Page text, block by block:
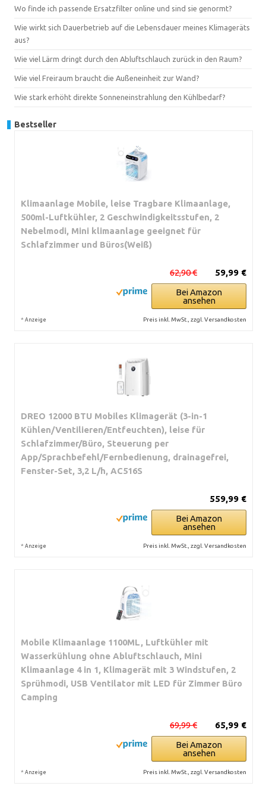
Wo finde ich passende Ersatzfilter online und sind sie genormt?
Wie wirkt sich Dauerbetrieb auf die Lebensdauer meines Klimageräts
aus?
Wie viel Lärm dringt durch den Abluftschlauch zurück in den Raum?
Wie viel Freiraum braucht die Außeneinheit zur Wand?
Wie stark erhöht direkte Sonneneinstrahlung den Kühlbedarf?
Bestseller
Klimaanlage Mobile, leise Tragbare Klimaanlage,
500ml-Luftkühler, 2 Geschwindigkeitsstufen, 2
Nebelmodi, Mini klimaanlage geeignet für
Schlafzimmer und Büros(Weiß)
59,99 €
62,90 €
Bei Amazon
ansehen
* Anzeige Preis inkl. MwSt., zzgl. Versandkosten
DREO 12000 BTU Mobiles Klimagerät (3-in-1
Kühlen/Ventilieren/Entfeuchten), leise für
Schlafzimmer/Büro, Steuerung per
App/Sprachbefehl/Fernbedienung, drainagefrei,
Fenster-Set, 3,2 L/h, AC516S
559,99 €
Bei Amazon
ansehen
* Anzeige Preis inkl. MwSt., zzgl. Versandkosten
Mobile Klimaanlage 1100ML, Luftkühler mit
Wasserkühlung ohne Abluftschlauch, Mini
Klimaanlage 4 in 1, Klimagerät mit 3 Windstufen, 2
Sprühmodi, USB Ventilator mit LED für Zimmer Büro
Camping
65,99 €
69,99 €
Bei Amazon
ansehen
* Anzeige Preis inkl. MwSt., zzgl. Versandkosten